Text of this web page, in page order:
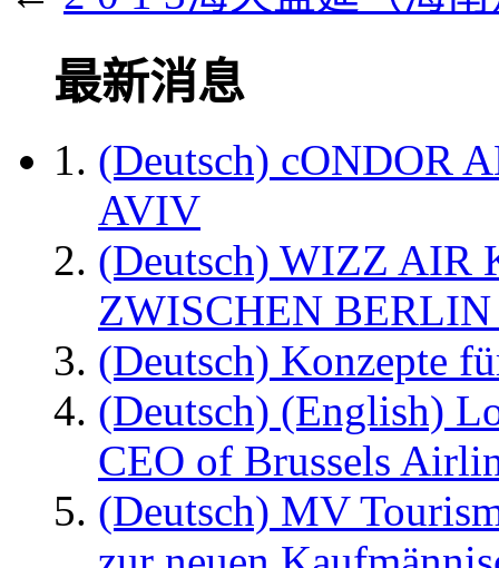
最新消息
(Deutsch) cONDOR
AVIV
(Deutsch) WIZZ AIR
ZWISCHEN
(Deutsch) Konzepte
(Deutsch) (English)
CEO of Brussels
(Deutsch) MV